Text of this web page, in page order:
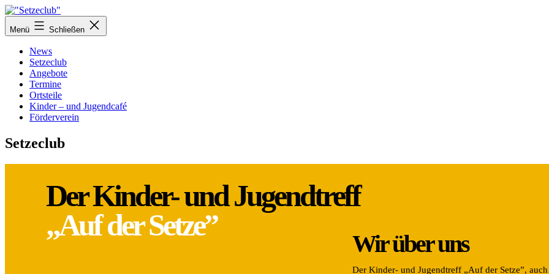
Zum
Inhalt
springen
"Setzeclub"
Menü Schließen
News
Setzeclub
Angebote
Termine
Ortsteile
Kinder – und Jugendcafé
Förderverein
Setzeclub
Der Kinder- und Jugendtreff
„Auf der Setze”
Wir über uns
Der Kinder- und Jugendtreff „Auf der Setze”,